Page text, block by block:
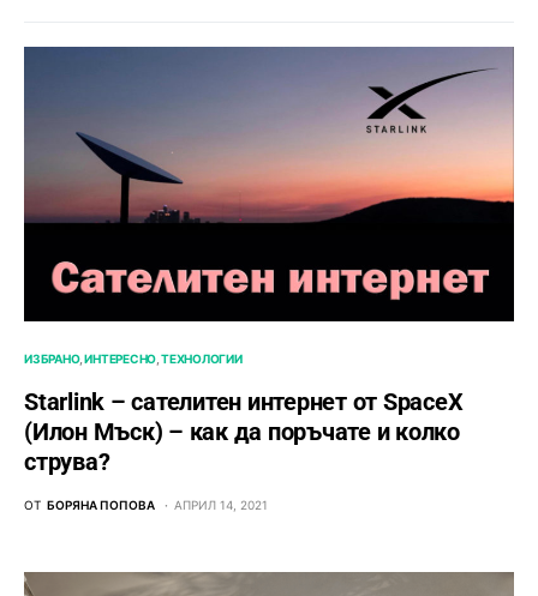
ИЗБРАНО ИНТЕРЕСНО ТЕХНОЛОГИИ
Starlink – сателитен интернет от SpaceX
(Илон Мъск) – как да поръчате и колко
струва?
ОТ БОРЯНА ПОПОВА АПРИЛ 14, 2021